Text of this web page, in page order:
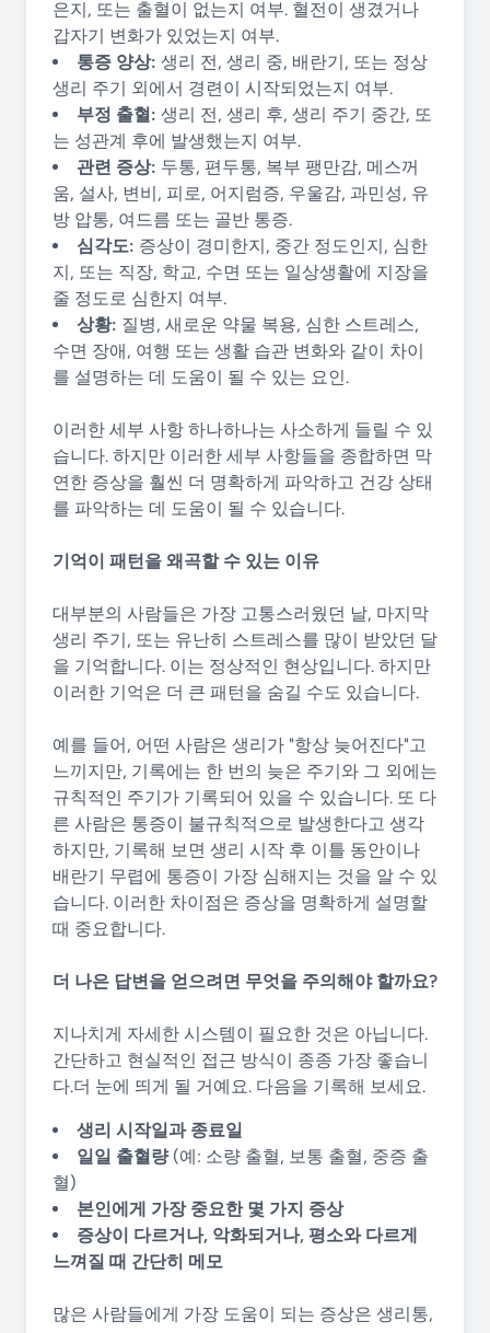
은지, 또는 출혈이 없는지 여부. 혈전이 생겼거나
갑자기 변화가 있었는지 여부.
통증 양상: 생리 전, 생리 중, 배란기, 또는 정상
생리 주기 외에서 경련이 시작되었는지 여부.
부정 출혈: 생리 전, 생리 후, 생리 주기 중간, 또
는 성관계 후에 발생했는지 여부.
관련 증상: 두통, 편두통, 복부 팽만감, 메스꺼
움, 설사, 변비, 피로, 어지럼증, 우울감, 과민성, 유
방 압통, 여드름 또는 골반 통증.
심각도: 증상이 경미한지, 중간 정도인지, 심한
지, 또는 직장, 학교, 수면 또는 일상생활에 지장을
줄 정도로 심한지 여부.
상황: 질병, 새로운 약물 복용, 심한 스트레스,
수면 장애, 여행 또는 생활 습관 변화와 같이 차이
를 설명하는 데 도움이 될 수 있는 요인.
이러한 세부 사항 하나하나는 사소하게 들릴 수 있
습니다. 하지만 이러한 세부 사항들을 종합하면 막
연한 증상을 훨씬 더 명확하게 파악하고 건강 상태
를 파악하는 데 도움이 될 수 있습니다.
기억이 패턴을 왜곡할 수 있는 이유
대부분의 사람들은 가장 고통스러웠던 날, 마지막
생리 주기, 또는 유난히 스트레스를 많이 받았던 달
을 기억합니다. 이는 정상적인 현상입니다. 하지만
이러한 기억은 더 큰 패턴을 숨길 수도 있습니다.
예를 들어, 어떤 사람은 생리가 "항상 늦어진다"고
느끼지만, 기록에는 한 번의 늦은 주기와 그 ​​외에는
규칙적인 주기가 기록되어 있을 수 있습니다. 또 다
른 사람은 통증이 불규칙적으로 발생한다고 생각
하지만, 기록해 보면 생리 시작 후 이틀 동안이나
배란기 무렵에 통증이 가장 심해지는 것을 알 수 있
습니다. 이러한 차이점은 증상을 명확하게 설명할
때 중요합니다.
더 나은 답변을 얻으려면 무엇을 주의해야 할까요?
지나치게 자세한 시스템이 필요한 것은 아닙니다.
간단하고 현실적인 접근 방식이 종종 가장 좋습니
다.더 눈에 띄게 될 거예요. 다음을 기록해 보세요.
생리 시작일과 종료일
일일 출혈량(예: 소량 출혈, 보통 출혈, 중증 출
혈)
본인에게 가장 중요한 몇 가지 증상
증상이 다르거나, 악화되거나, 평소와 다르게
느껴질 때 간단히 메모
많은 사람들에게 가장 도움이 되는 증상은 생리통,